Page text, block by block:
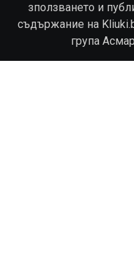
зползването и
съдържание на
група